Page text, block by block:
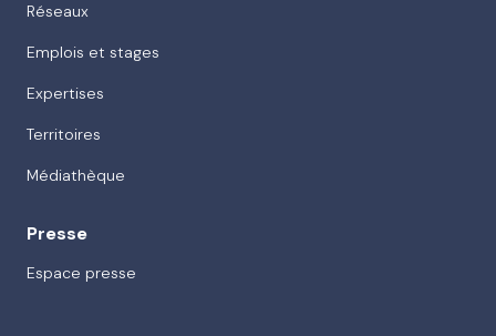
Réseaux
Emplois et stages
Expertises
Territoires
Médiathèque
Presse
Espace presse